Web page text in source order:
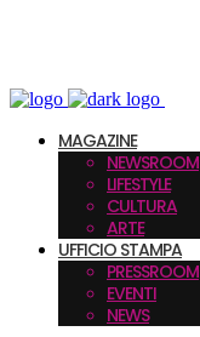
MAGAZINE
NEWSROOM
LIFESTYLE
CULTURA
ARTE
UFFICIO STAMPA
PRESSROOM
EVENTI
NEWS